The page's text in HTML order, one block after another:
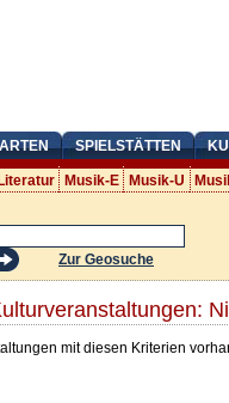
SPIELSTÄTTEN
Musik-E Musik-U
Zur Geosuche
mit diesen Kriterien